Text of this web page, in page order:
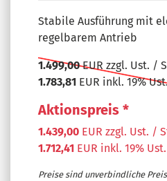
Stabile Ausführung mit
regelbarem Antrieb
1.499,00EUR zzgl. Ust. /
1.783,81 EUR inkl. 19%
Aktionspreis *
1.439,00 EUR zzgl. Ust. /
1.712,41 EUR inkl. 19%
Preise sind unverbindliche